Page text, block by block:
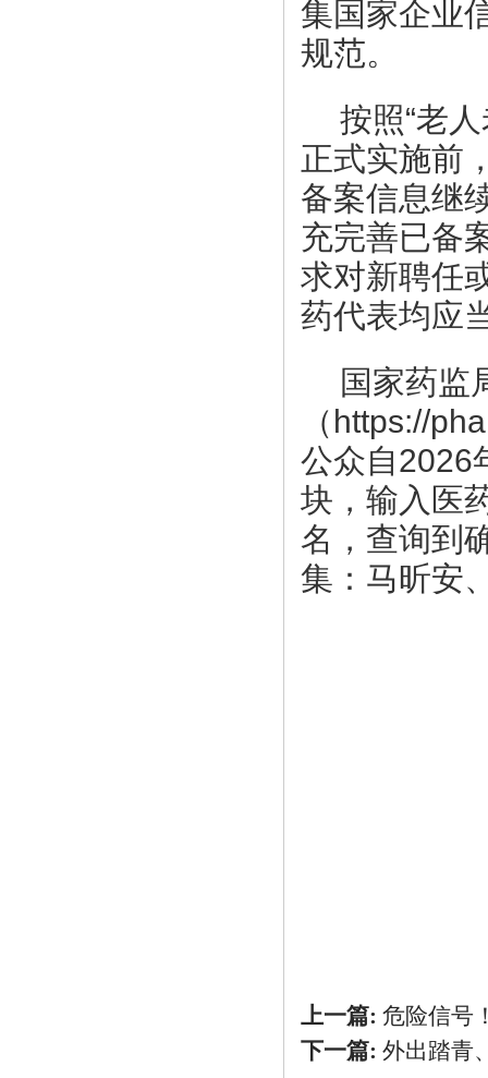
集国家企业
规范。
按照“老
正式实施前
备案信息继
充完善已备
求对新聘任
药代表均应
国家药监
（https://
公众自2026
块，输入医
名，查询到
集：马昕安
上一篇: 危险信号
下一篇: 外出踏青